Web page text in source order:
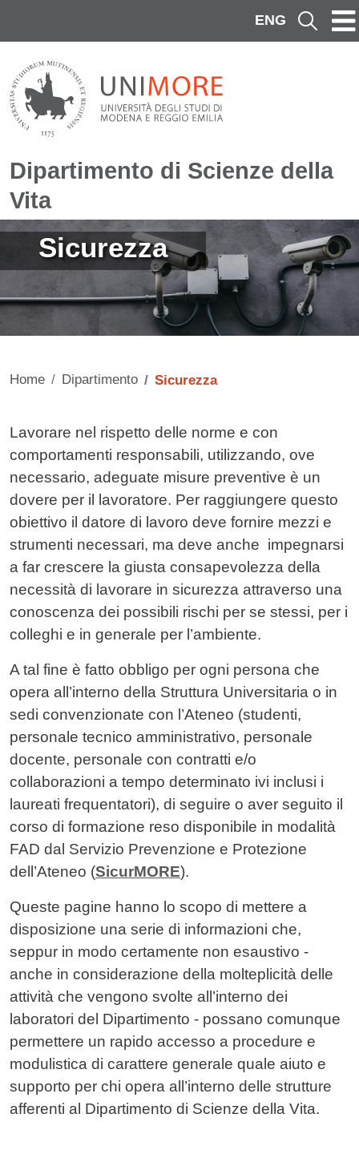
ENG Cerca
Dipartimento di Scienze della
Vita
Immagine
Sicurezza
Home Dipartimento Sicurezza
Contenuto
Lavorare nel rispetto delle norme e con
comportamenti responsabili, utilizzando, ove
necessario, adeguate misure preventive è un
dovere per il lavoratore. Per raggiungere questo
obiettivo il datore di lavoro deve fornire mezzi e
strumenti necessari, ma deve anche impegnarsi
a far crescere la giusta consapevolezza della
necessità di lavorare in sicurezza attraverso una
conoscenza dei possibili rischi per se stessi, per i
colleghi e in generale per l’ambiente.
A tal fine è fatto obbligo per ogni persona che
opera all’interno della Struttura Universitaria o in
sedi convenzionate con l’Ateneo (studenti,
personale tecnico amministrativo, personale
docente, personale con contratti e/o
collaborazioni a tempo determinato ivi inclusi i
laureati frequentatori), di seguire o aver seguito il
corso di formazione reso disponibile in modalità
FAD dal Servizio Prevenzione e Protezione
dell’Ateneo (SicurMORE).
Queste pagine hanno lo scopo di mettere a
disposizione una serie di informazioni che,
seppur in modo certamente non esaustivo -
anche in considerazione della molteplicità delle
attività che vengono svolte all’interno dei
laboratori del Dipartimento - possano comunque
permettere un rapido accesso a procedure e
modulistica di carattere generale quale aiuto e
supporto per chi opera all’interno delle strutture
afferenti al Dipartimento di Scienze della Vita.